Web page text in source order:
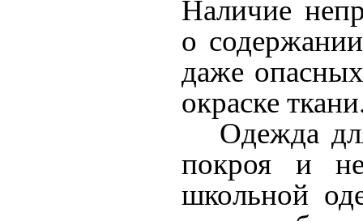
Наличие
о
даже
окраске
Одежда
покроя и
школьной